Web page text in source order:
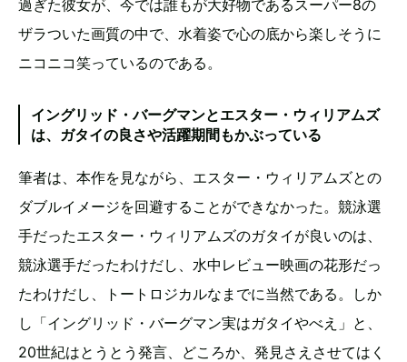
過ぎた彼女が、今では誰もが大好物であるスーパー8の
ザラついた画質の中で、水着姿で心の底から楽しそうに
ニコニコ笑っているのである。
イングリッド・バーグマンとエスター・ウィリアムズ
は、ガタイの良さや活躍期間もかぶっている
筆者は、本作を見ながら、エスター・ウィリアムズとの
ダブルイメージを回避することができなかった。競泳選
手だったエスター・ウィリアムズのガタイが良いのは、
競泳選手だったわけだし、水中レビュー映画の花形だっ
たわけだし、トートロジカルなまでに当然である。しか
し「イングリッド・バーグマン実はガタイやべえ」と、
20世紀はとうとう発言、どころか、発見さえさせてはく